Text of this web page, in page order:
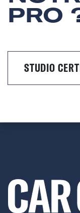
PRO
STUDIO